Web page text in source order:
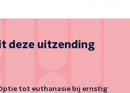
deze uitzending
tot euthanasie bij ernstig